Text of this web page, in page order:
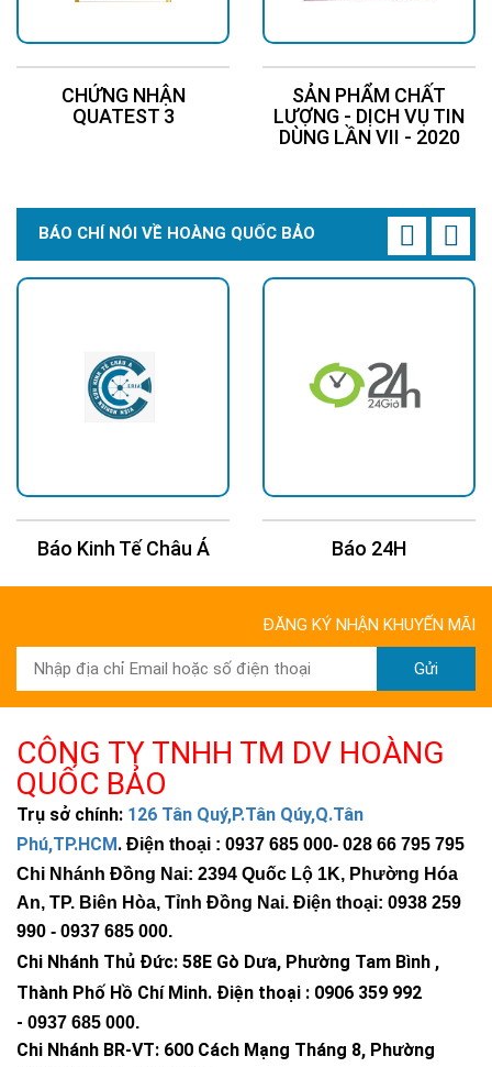
>>> Xem thêm:Đèn năng lượng mặt trờiBH 5
năm chỉ từ 345k.
Hình ảnh lắp đặt thực tế đèn năng lượng
CHỨNG NHẬN
QUATEST 3
SẢN PHẨM CHẤT
LƯỢNG - DỊCH VỤ TIN
DÙNG LẦN VII - 2020
BÁO CHÍ NÓI VỀ HOÀNG QUỐC BẢO
Báo Kinh Tế Châu Á Báo 24H
ĐĂNG KÝ NHẬN KHUYẾN MÃI
Gửi
CÔNG TY TNHH TM DV HOÀNG
QUỐC BẢO
Trụ sở chính: 126 Tân Quý,P.Tân Qúy,Q.Tân
Phú,TP.HCM. Điện thoại : 0937 685 000- 028 66 795 795
Chi Nhánh Đồng Nai: 2394 Quốc Lộ 1K, Phường Hóa
An, TP. Biên Hòa, Tỉnh Đồng Nai. Điện thoại: 0938 259
990 - 0937 685 000.
Chi Nhánh Thủ Đức: 58E Gò Dưa, Phường Tam Bình ,
Thành Phố Hồ Chí Minh. Điện thoại : 0906 359 992
- 0937 685 000.
Chi Nhánh BR-VT: 600 Cách Mạng Tháng 8, Phường